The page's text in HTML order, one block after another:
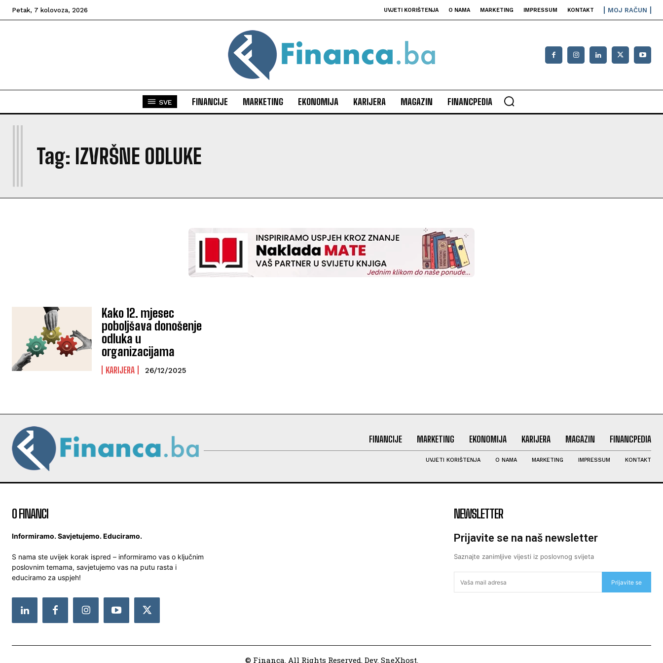
Petak, 7 kolovoza, 2026 UVJETI KORIŠTENJA O NAMA MARKETING IMPRESSUM KONTAKT MOJ RAČUN
SVE FINANCIJE MARKETING EKONOMIJA KARIJERA MAGAZIN FINANCPEDIA
Tag: IZVRŠNE ODLUKE
I
Kako 12. mjesec
poboljšava donošenje
odluka u
organizacijama
KARIJERA 26/12/2025
FINANCIJE MARKETING EKONOMIJA KARIJERA MAGAZIN FINANCPEDIA
UVJETI KORIŠTENJA O NAMA MARKETING IMPRESSUM KONTAKT
O FINANCI
Informiramo. Savjetujemo. Educiramo.
S nama ste uvijek korak ispred – informiramo vas o ključnim
poslovnim temama, savjetujemo vas na putu rasta i
educiramo za uspjeh!
NEWSLETTER
Prijavite se na naš newsletter
Saznajte zanimljive vijesti iz poslovnog svijeta
Prijavite se
© Financa. All Rights Reserved. Dev. SneXhost.